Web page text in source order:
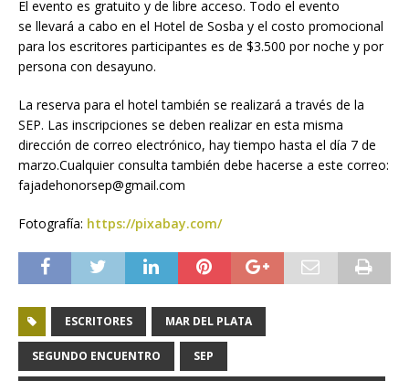
El evento es gratuito y de libre acceso. Todo el evento
se llevará a cabo en el Hotel de Sosba y el costo promocional
para los escritores participantes es de $3.500 por noche y por
persona con desayuno.
La reserva para el hotel también se realizará a través de la
SEP. Las inscripciones se deben realizar en esta misma
dirección de correo electrónico, hay tiempo hasta el día 7 de
marzo.Cualquier consulta también debe hacerse a este correo:
fajadehonorsep@gmail.com
Fotografía: https://pixabay.com/
ESCRITORES MAR DEL PLATA
SEGUNDO ENCUENTRO SEP